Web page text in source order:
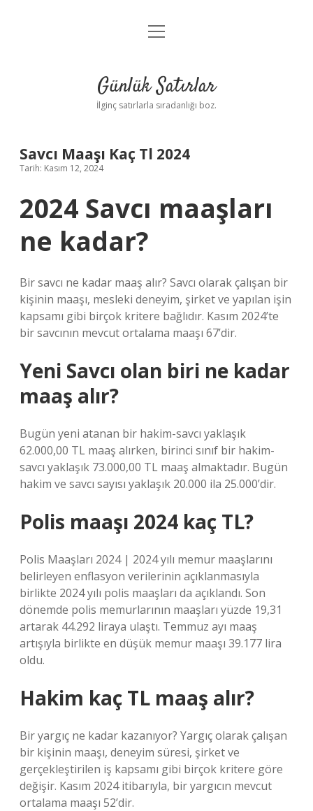
Anasayfa
Yasal Uyarı
menüyü
Günlük Satırlar
İlginç satırlarla sıradanlığı boz.
Savcı Maaşı Kaç Tl 2024
Tarih: Kasım 12, 2024
2024 Savcı maaşları
ne kadar?
Bir savcı ne kadar maaş alır? Savcı olarak çalışan bir
kişinin maaşı, mesleki deneyim, şirket ve yapılan işin
kapsamı gibi birçok kritere bağlıdır. Kasım 2024’te
bir savcının mevcut ortalama maaşı 67’dir.
Yeni Savcı olan biri ne kadar
maaş alır?
Bugün yeni atanan bir hakim-savcı yaklaşık
62.000,00 TL maaş alırken, birinci sınıf bir hakim-
savcı yaklaşık 73.000,00 TL maaş almaktadır. Bugün
hakim ve savcı sayısı yaklaşık 20.000 ila 25.000’dir.
Polis maaşı 2024 kaç TL?
Polis Maaşları 2024 | 2024 yılı memur maaşlarını
belirleyen enflasyon verilerinin açıklanmasıyla
birlikte 2024 yılı polis maaşları da açıklandı. Son
dönemde polis memurlarının maaşları yüzde 19,31
artarak 44.292 liraya ulaştı. Temmuz ayı maaş
artışıyla birlikte en düşük memur maaşı 39.177 lira
oldu.
Hakim kaç TL maaş alır?
Bir yargıç ne kadar kazanıyor? Yargıç olarak çalışan
bir kişinin maaşı, deneyim süresi, şirket ve
gerçekleştirilen iş kapsamı gibi birçok kritere göre
değişir. Kasım 2024 itibarıyla, bir yargıcın mevcut
ortalama maaşı 52’dir.